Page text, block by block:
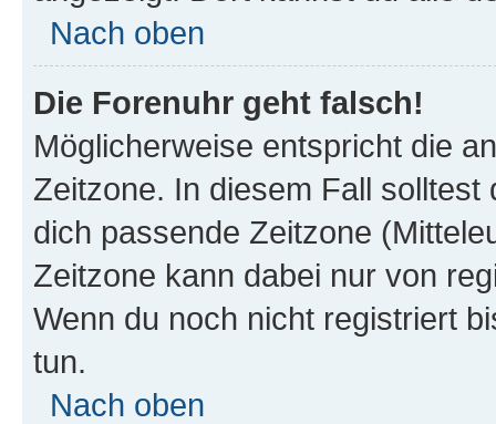
Nach oben
Die Forenuhr geht falsch!
Möglicherweise entspricht die
Zeitzone. In diesem Fall solltest
dich passende Zeitzone
Zeitzone kann dabei nur von
Wenn du noch nicht registriert
tun.
Nach oben